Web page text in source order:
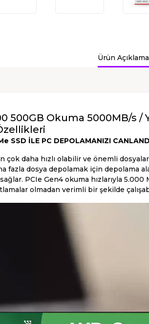
Ürün
500GB Okuma 5000MB/s /
SSD İLE PC DEPOLAMANIZI
çok daha hızlı olabilir ve önemli
fazla dosya depolamak için depolama
PCIe Gen4 okuma hızlarıyla
olmadan verimli bir şekilde